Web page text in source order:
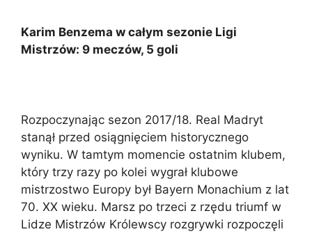
Karim Benzema w całym sezonie Ligi
Mistrzów: 9 meczów, 5 goli
Rozpoczynając sezon 2017/18. Real Madryt
stanął przed osiągnięciem historycznego
wyniku. W tamtym momencie ostatnim klubem,
który trzy razy po kolei wygrał klubowe
mistrzostwo Europy był Bayern Monachium z lat
70. XX wieku. Marsz po trzeci z rzędu triumf w
Lidze Mistrzów Królewscy rozgrywki rozpoczęli